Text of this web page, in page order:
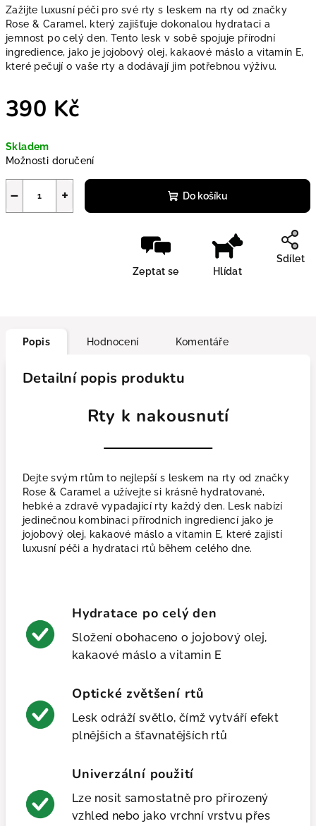
Zažijte luxusní péči pro své rty s leskem na rty od značky
Rose & Caramel, který zajišťuje dokonalou hydrataci a
jemnost po celý den. Tento lesk v sobě spojuje přírodní
ingredience, jako je jojobový olej, kakaové máslo a vitamín E,
které pečují o vaše rty a dodávají jim potřebnou výživu.
390 Kč
Skladem
Možnosti doručení
+
− Do košíku
Zeptat se Hlídat
Sdílet
Popis Hodnocení Komentáře
Detailní popis produktu
Rty k nakousnutí
Dejte svým rtům to nejlepší s leskem na rty od značky
Rose & Caramel a užívejte si krásně hydratované,
hebké a zdravě vypadající rty každý den. Lesk nabízí
jedinečnou kombinaci přírodních ingrediencí jako je
jojobový olej, kakaové máslo a vitamin E, které zajistí
luxusní péči a hydrataci rtů během celého dne.
Hydratace po celý den
Složení obohaceno o jojobový olej,
kakaové máslo a vitamin E
Optické zvětšení rtů
Lesk odráží světlo, čímž vytváří efekt
plnějších a šťavnatějších rtů
Univerzální použití
Lze nosit samostatně pro přirozený
vzhled nebo jako vrchní vrstvu přes